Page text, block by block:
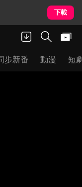
下載
步新番 動漫 短